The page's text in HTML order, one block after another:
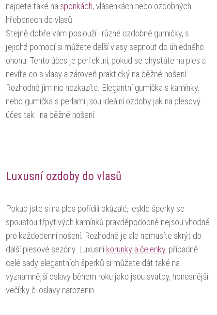
najdete také na sponkách, vlásenkách nebo ozdobných
hřebenech do vlasů.
Stejně dobře vám poslouží i různé ozdobné gumičky, s
jejichž pomocí si můžete delší vlasy sepnout do úhledného
ohonu. Tento účes je perfektní, pokud se chystáte na ples a
nevíte co s vlasy a zároveň praktický na běžné nošení.
Rozhodně jím nic nezkazíte. Elegantní gumička s kamínky,
nebo gumička s perlami jsou ideální ozdoby jak na plesový
účes tak i na běžné nošení.
Luxusní ozdoby do vlasů
Pokud jste si na ples pořídili okázalé, lesklé šperky se
spoustou třpytivých kamínků pravděpodobně nejsou vhodné
pro každodenní nošení. Rozhodně je ale nemusíte skrýt do
další plesové sezóny. Luxusní korunky a čelenky, případně
celé sady elegantních šperků si můžete dát také na
významnější oslavy během roku jako jsou svatby, honosnější
večírky či oslavy narozenin.